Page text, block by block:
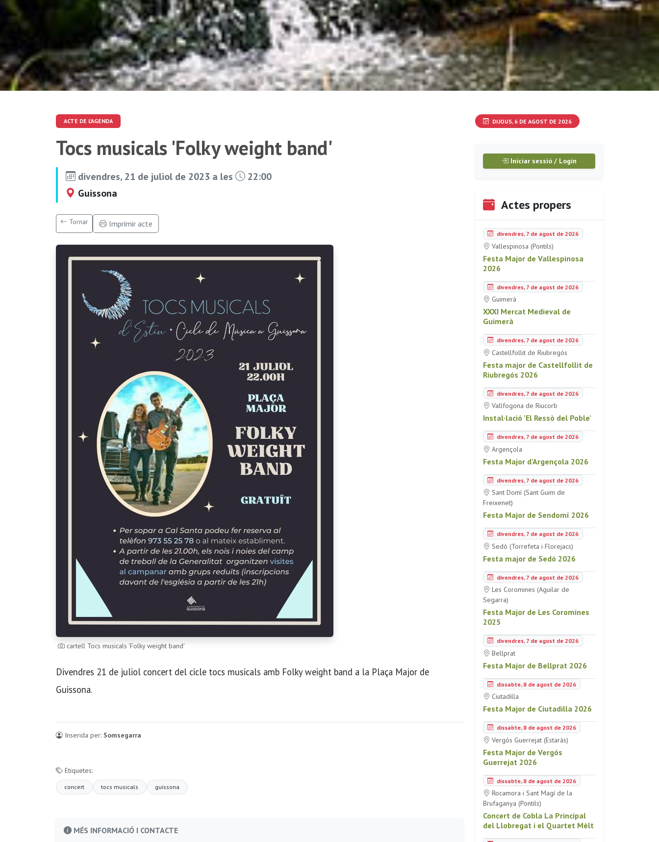
ACTE DE L'AGENDA
Tocs musicals 'Folky weight band'
divendres, 21 de juliol de 2023 a les
22:00
Guissona
Tornar Imprimir acte
cartell Tocs musicals 'Folky weight band'
Divendres 21 de juliol concert del cicle tocs musicals amb Folky weight band a la Plaça Major de
Guissona.
Inserida per: Somsegarra
Etiquetes:
concert tocs musicals guissona
MÉS INFORMACIÓ I CONTACTE
DIJOUS, 6 DE AGOST DE 2026
Iniciar sessió / Login
Actes propers
divendres, 7 de agost de 2026
Vallespinosa (Pontils)
Festa Major de Vallespinosa
2026
divendres, 7 de agost de 2026
Guimerà
XXXI Mercat Medieval de
Guimerà
divendres, 7 de agost de 2026
Castellfollit de Riubregós
Festa major de Castellfollit de
Riubregós 2026
divendres, 7 de agost de 2026
Vallfogona de Riucorb
Instal·lació 'El Ressò del Poble'
divendres, 7 de agost de 2026
Argençola
Festa Major d'Argençola 2026
divendres, 7 de agost de 2026
Sant Domí (Sant Guim de
Freixenet)
Festa Major de Sendomí 2026
divendres, 7 de agost de 2026
Sedó (Torrefeta i Florejacs)
Festa major de Sedó 2026
divendres, 7 de agost de 2026
Les Coromines (Aguilar de
Segarra)
Festa Major de Les Coromines
2025
divendres, 7 de agost de 2026
Bellprat
Festa Major de Bellprat 2026
dissabte, 8 de agost de 2026
Ciutadilla
Festa Major de Ciutadilla 2026
dissabte, 8 de agost de 2026
Vergós Guerrejat (Estaràs)
Festa Major de Vergós
Guerrejat 2026
dissabte, 8 de agost de 2026
Rocamora i Sant Magí de la
Brufaganya (Pontils)
Concert de Cobla La Principal
del Llobregat i el Quartet Mèlt